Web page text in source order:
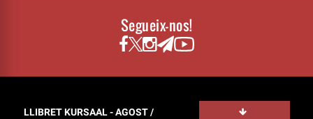
Segueix-nos!
LLIBRET KURSAAL - AGOST /